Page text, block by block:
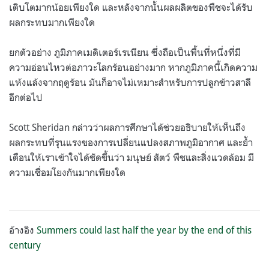
เติบโตมากน้อยเพียงใด และหลังจากนั้นผลผลิตของพืชจะได้รับ
ผลกระทบมากเพียงใด
ยกตัวอย่าง ภูมิภาคเมดิเตอร์เรเนียน ซึ่งถือเป็นพื้นที่หนึ่งที่มี
ความอ่อนไหวต่อภาวะโลกร้อนอย่างมาก หากภูมิภาคนี้เกิดความ
แห้งแล้งจากฤดูร้อน มันก็อาจไม่เหมาะสำหรับการปลูกข้าวสาลี
อีกต่อไป
Scott Sheridan กล่าวว่าผลการศึกษาได้ช่วยอธิบายให้เห็นถึง
ผลกระทบที่รุนแรงของการเปลี่ยนแปลงสภาพภูมิอากาศ และย้ำ
เตือนให้เราเข้าใจได้ชัดขึ้นว่า มนุษย์ สัตว์ พืชและสิ่งแวดล้อม มี
ความเชื่อมโยงกันมากเพียงใด
อ้างอิง Summers could last half the year by the end of this
century